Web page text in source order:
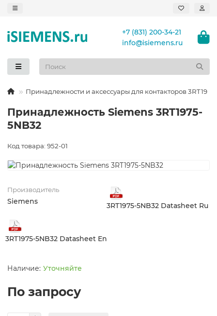
+7 (831) 200-34-21
info@isiemens.ru
Принадлежности и аксессуары для контакторов 3RT19
Принадлежность Siemens 3RT1975-
5NB32
Код товара: 952-01
Производитель
Siemens 3RT1975-5NB32 Datasheet Ru
3RT1975-5NB32 Datasheet En
Уточняйте
По запросу